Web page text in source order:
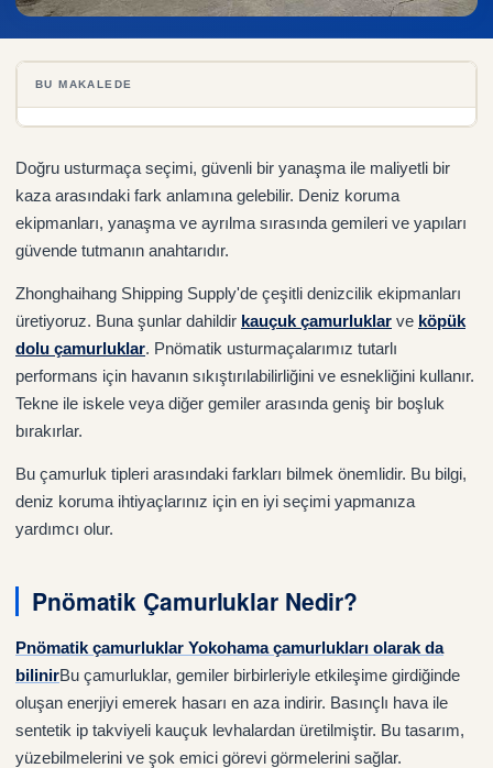
BU MAKALEDE
Doğru usturmaça seçimi, güvenli bir yanaşma ile maliyetli bir
kaza arasındaki fark anlamına gelebilir. Deniz koruma
ekipmanları, yanaşma ve ayrılma sırasında gemileri ve yapıları
güvende tutmanın anahtarıdır.
Zhonghaihang Shipping Supply'de çeşitli denizcilik ekipmanları
üretiyoruz. Buna şunlar dahildir kauçuk çamurluklar ve köpük
dolu çamurluklar. Pnömatik usturmaçalarımız tutarlı
performans için havanın sıkıştırılabilirliğini ve esnekliğini kullanır.
Tekne ile iskele veya diğer gemiler arasında geniş bir boşluk
bırakırlar.
Bu çamurluk tipleri arasındaki farkları bilmek önemlidir. Bu bilgi,
deniz koruma ihtiyaçlarınız için en iyi seçimi yapmanıza
yardımcı olur.
Pnömatik Çamurluklar Nedir?
Pnömatik çamurluklar Yokohama çamurlukları olarak da
bilinirBu çamurluklar, gemiler birbirleriyle etkileşime girdiğinde
oluşan enerjiyi emerek hasarı en aza indirir. Basınçlı hava ile
sentetik ip takviyeli kauçuk levhalardan üretilmiştir. Bu tasarım,
yüzebilmelerini ve şok emici görevi görmelerini sağlar.